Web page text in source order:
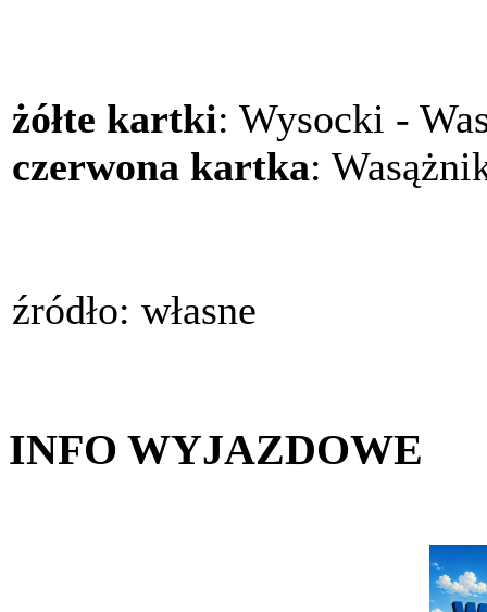
żółte kartki: Wysocki -
czerwona kartka:
źródło: własne
INFO WYJAZDOWE